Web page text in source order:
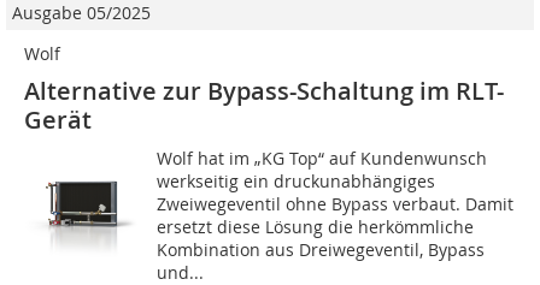
Ausgabe 05/2025
Wolf
Alternative zur Bypass-Schaltung im RLT-
Gerät
Wolf hat im „KG Top“ auf Kundenwunsch
werkseitig ein druckunabhängiges
Zweiwegeventil ohne Bypass verbaut. Damit
ersetzt diese Lösung die herkömmliche
Kombination aus Dreiwegeventil, Bypass
und...